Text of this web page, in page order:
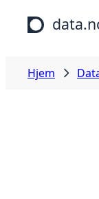
Hopp til
Hjem